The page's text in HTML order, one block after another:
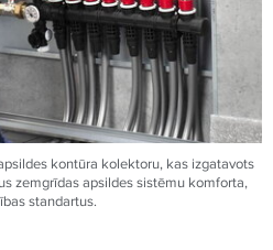
kontūra kolektoru, kas izgatavots
zemgrīdas apsildes sistēmu komforta,
standartus.